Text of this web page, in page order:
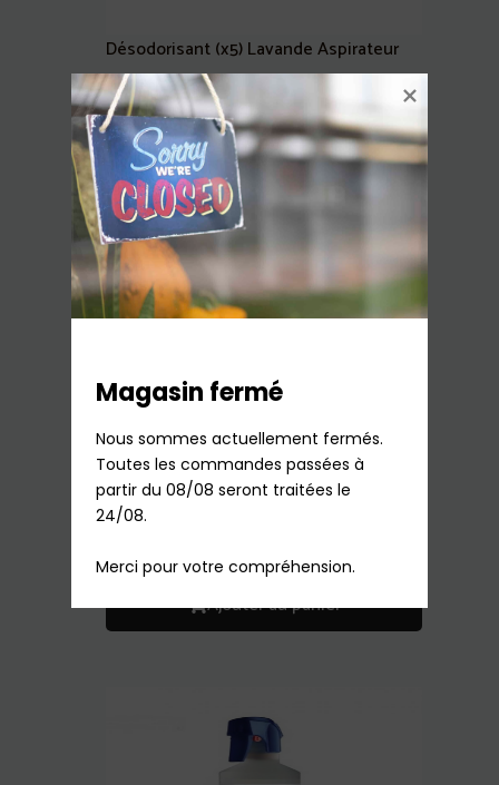
Désodorisant (x5) Lavande Aspirateur
En stock
4,90 € TTC
Ajouter au panier
Désodorisant (x5) Citronelle Aspirateur
Ajouter au panier
Magasin fermé
Nous sommes actuellement fermés.
Toutes les commandes passées à
partir du 08/08 seront traitées le
24/08.
Merci pour votre compréhension.